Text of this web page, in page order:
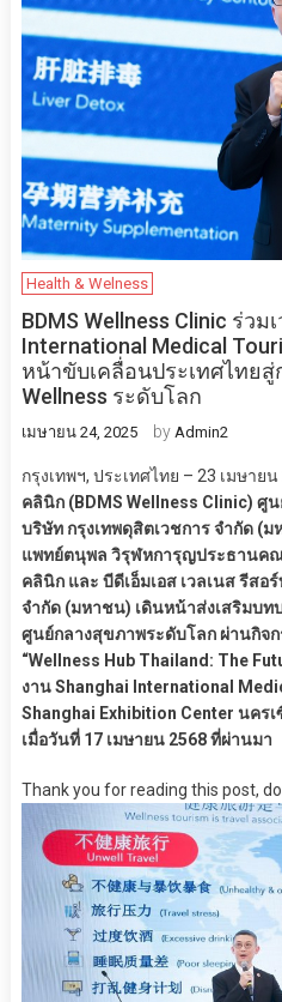
Health & Welness
BDMS Wellness Clinic ร่วม
International Medical
หน้าขับเคลื่อนประเทศไทยสู่
Wellness ระดับโลก
เมษายน 24, 2025 by Admin2
กรุงเทพฯ, ประเทศไทย – 23 เมษายน
คลินิก (BDMS Wellness Clinic) ศู
บริษัท กรุงเทพดุสิตเวชการ จำกัด (
แพทย์ตนุพล วิรุฬหการุญประธานคณ
คลินิก และ บีดีเอ็มเอส เวลเนส รีสอ
จำกัด (มหาชน) เดินหน้าส่งเสริมบท
ศูนย์กลางสุขภาพระดับโลก ผ่านกิจ
“Wellness Hub Thailand: The
งาน Shanghai International
Shanghai Exhibition Center นค
เมื่อวันที่ 17 เมษายน 2568 ที่ผ่านมา
Thank you for reading this post,